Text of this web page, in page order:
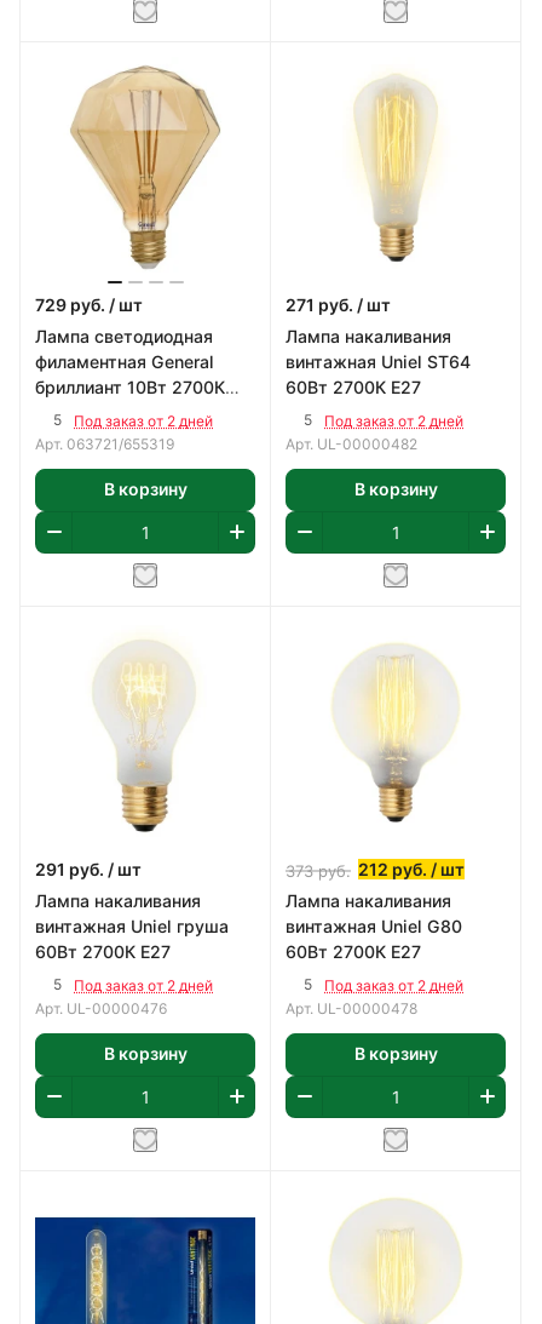
729 руб. / шт
Лампа светодиодная
филаментная General
бриллиант 10Вт 2700К
Е275
Под заказ от 2 дней
Арт. 063721/655319
В корзину
271 руб. / шт
Лампа накаливания
винтажная Uniel ST64
60Вт 2700К Е27
5
Под заказ от 2 дней
Арт. UL-00000482
В корзину
291 руб. / шт
Лампа накаливания
винтажная Uniel груша
60Вт 2700К Е27
5
Под заказ от 2 дней
Арт. UL-00000476
В корзину
373руб. 212 руб. / шт
Лампа накаливания
винтажная Uniel G80
60Вт 2700К Е27
5
Под заказ от 2 дней
Арт. UL-00000478
В корзину